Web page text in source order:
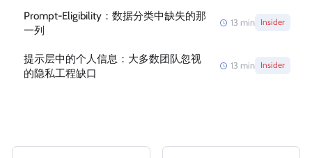
Prompt-Eligibility：数据分类中缺失的那
一列
13 min Insider
提示层中的个人信息：大多数团队忽视
的隐私工程缺口
13 min Insider